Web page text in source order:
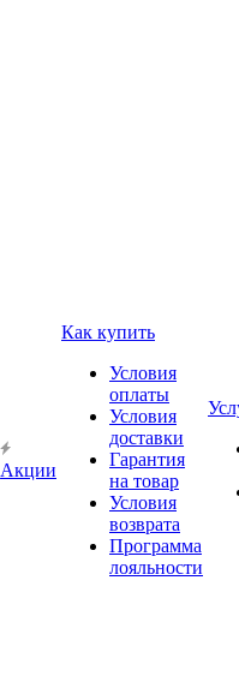
Акции
Как купить
Условия
оплаты
Условия
доставки
Гарантия
на товар
Условия
возврата
Программа
лояльности